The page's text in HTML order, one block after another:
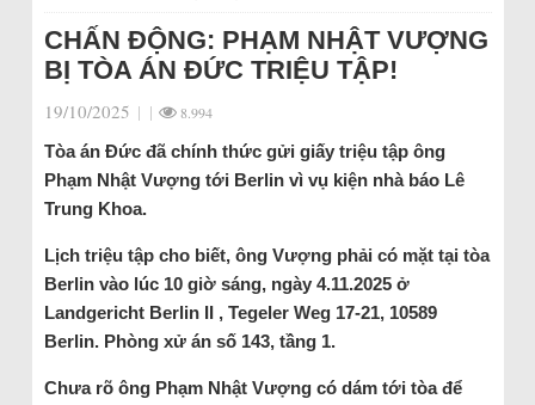
CHẤN ĐỘNG: PHẠM NHẬT VƯỢNG
BỊ TÒA ÁN ĐỨC TRIỆU TẬP!
19/10/2025 | | 8.994
Tòa án Đức đã chính thức gửi giấy triệu tập ông
Phạm Nhật Vượng tới Berlin vì vụ kiện nhà báo Lê
Trung Khoa.
Lịch triệu tập cho biết, ông Vượng phải có mặt tại tòa
Berlin vào lúc 10 giờ sáng, ngày 4.11.2025 ở
Landgericht Berlin II , Tegeler Weg 17-21, 10589
Berlin. Phòng xử án số 143, tầng 1.
Chưa rõ ông Phạm Nhật Vượng có dám tới tòa để